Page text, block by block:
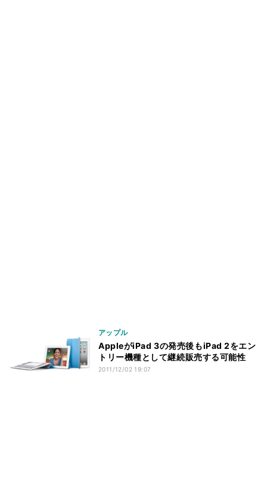
アップル
AppleがiPad 3の発売後もiPad 2をエン
トリー機種として継続販売する可能性
2011/12/02 19:07